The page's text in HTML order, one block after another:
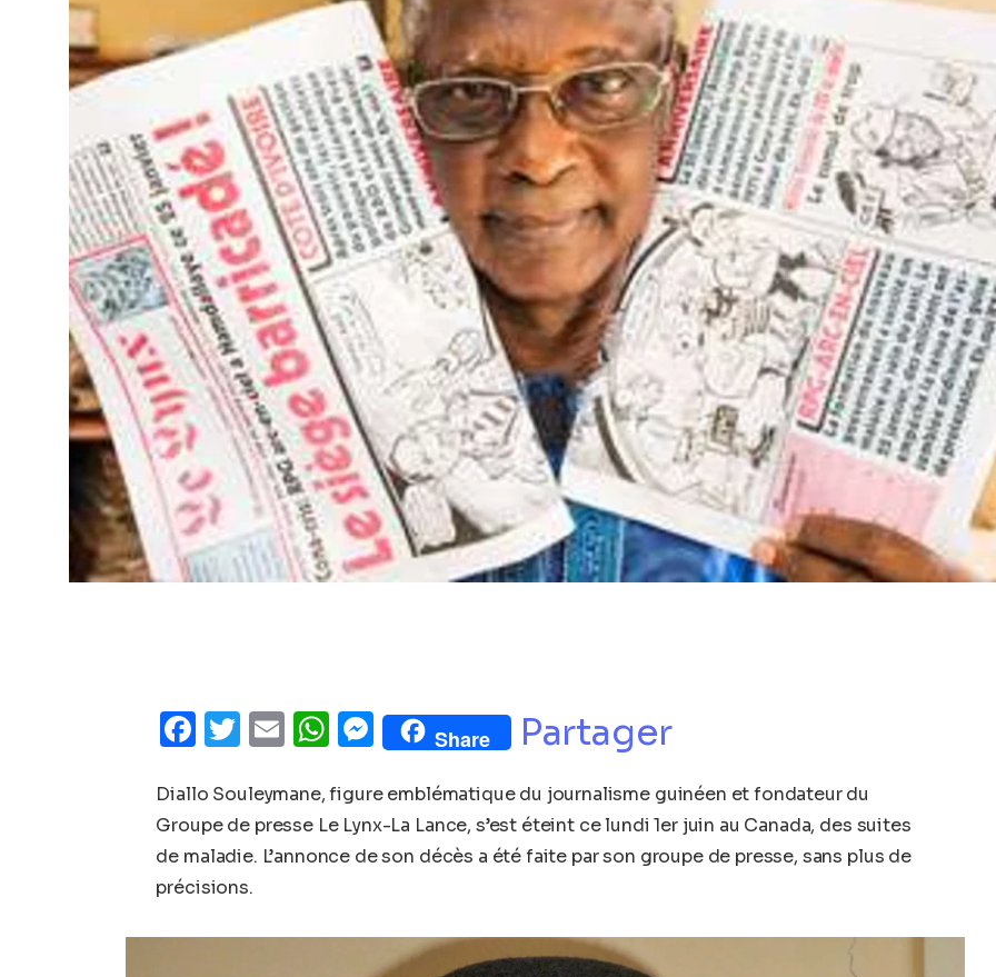
Facebook
Twitter
EmailWhatsApp
Messenger
Share Partager
Diallo Souleymane, figure emblématique du journalisme guinéen et fondateur du
Groupe de presse Le Lynx-La Lance, s’est éteint ce lundi 1er juin au Canada, des suites
de maladie. L’annonce de son décès a été faite par son groupe de presse, sans plus de
précisions.